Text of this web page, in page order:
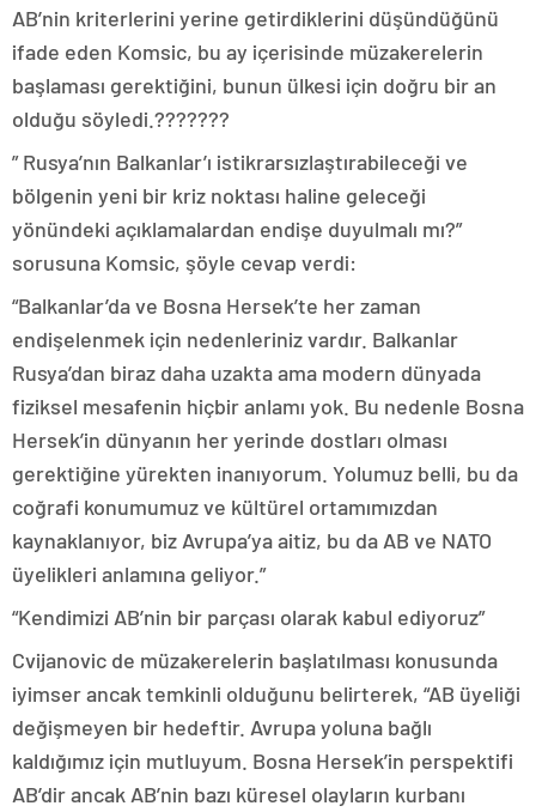
AB’nin kriterlerini yerine getirdiklerini düşündüğünü
ifade eden Komsic, bu ay içerisinde müzakerelerin
başlaması gerektiğini, bunun ülkesi için doğru bir an
olduğu söyledi.???????
” Rusya’nın Balkanlar’ı istikrarsızlaştırabileceği ve
bölgenin yeni bir kriz noktası haline geleceği
yönündeki açıklamalardan endişe duyulmalı mı?”
sorusuna Komsic, şöyle cevap verdi:
“Balkanlar’da ve Bosna Hersek’te her zaman
endişelenmek için nedenleriniz vardır. Balkanlar
Rusya’dan biraz daha uzakta ama modern dünyada
fiziksel mesafenin hiçbir anlamı yok. Bu nedenle Bosna
Hersek’in dünyanın her yerinde dostları olması
gerektiğine yürekten inanıyorum. Yolumuz belli, bu da
coğrafi konumumuz ve kültürel ortamımızdan
kaynaklanıyor, biz Avrupa’ya aitiz, bu da AB ve NATO
üyelikleri anlamına geliyor.”
“Kendimizi AB’nin bir parçası olarak kabul ediyoruz”
Cvijanovic de müzakerelerin başlatılması konusunda
iyimser ancak temkinli olduğunu belirterek, “AB üyeliği
değişmeyen bir hedeftir. Avrupa yoluna bağlı
kaldığımız için mutluyum. Bosna Hersek’in perspektifi
AB’dir ancak AB’nin bazı küresel olayların kurbanı